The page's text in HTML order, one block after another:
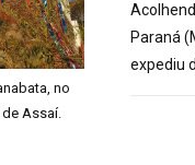
no
Assaí.
Paraná
expediu